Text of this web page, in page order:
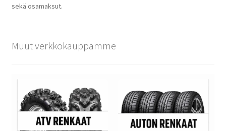
sekä osamaksut.
Muut verkkokauppamme